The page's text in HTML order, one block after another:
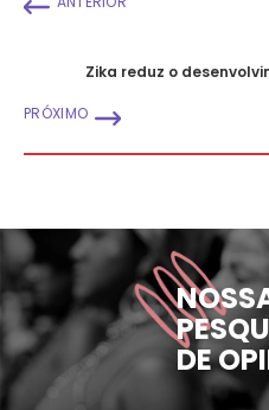
Zika reduz o
PRÓXIMO
DE